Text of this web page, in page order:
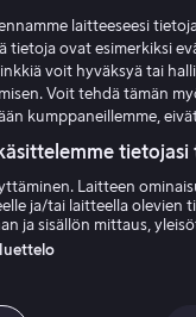
laitteeseesi
tietoja ovat esimerkiksi
voit hyväksyä tai
Voit tehdä tämän
kumppaneillemme,
tietojasi
Laitteen
ja/tai laitteella olevien
ja sisällön mittaus,